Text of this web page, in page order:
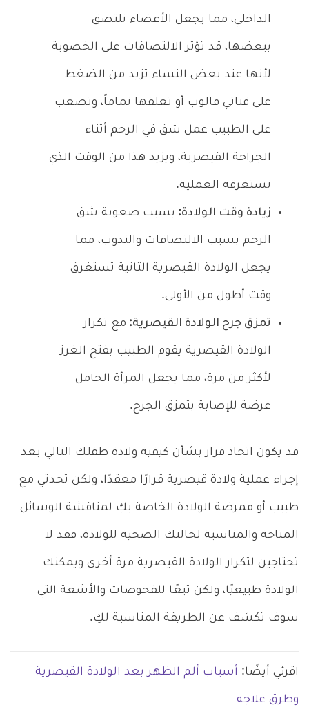
الداخلي، مما يجعل الأعضاء تلتصق
ببعضها، قد تؤثر الالتصاقات على الخصوبة
لأنها عند بعض النساء تزيد من الضغط
على قناتي فالوب أو تغلقها تماماً، وتصعب
على الطبيب عمل شق في الرحم أثناء
الجراحة القيصرية، ويزيد هذا من الوقت الذي
تستغرقه العملية.
زيادة وقت الولادة: بسبب صعوبة شق
الرحم بسبب الالتصاقات والندوب، مما
يجعل الولادة القيصرية الثانية تستغرق
وقت أطول من الأولى.
تمزق جرح الولادة القيصرية: مع تكرار
الولادة القيصرية يقوم الطبيب بفتح الغرز
لأكثر من مرة، مما يجعل المرأة الحامل
عرضة للإصابة بتمزق الجرح.
قد يكون اتخاذ قرار بشأن كيفية ولادة طفلك التالي بعد
إجراء عملية ولادة قيصرية قرارًا معقدًا، ولكن تحدثي مع
طبيب أو ممرضة الولادة الخاصة بكِ لمناقشة الوسائل
المتاحة والمناسبة لحالتك الصحية للولادة، فقد لا
تحتاجين لتكرار الولادة القيصرية مرة أخرى ويمكنك
الولادة طبيعيًا، ولكن تبعًا للفحوصات والأشعة التي
سوف تكشف عن الطريقة المناسبة لكِ.
اقرئي أيضًا: أسباب ألم الظهر بعد الولادة القيصرية
وطرق علاجه